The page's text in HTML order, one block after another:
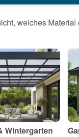
welches
Wintergarten